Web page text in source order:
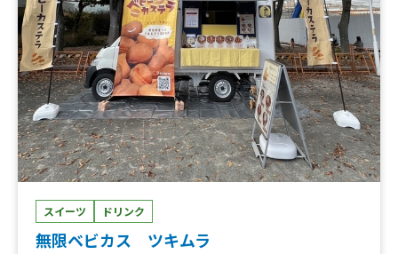
スイーツ ドリンク
無限ベビカス ツキムラ